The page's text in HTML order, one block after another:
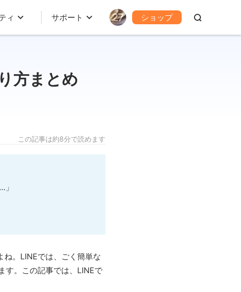
ィ サポート ショップ
方まとめ
この記事は約8分で読めます
。LINEでは、ごく簡単な
す。この記事では、LINEで